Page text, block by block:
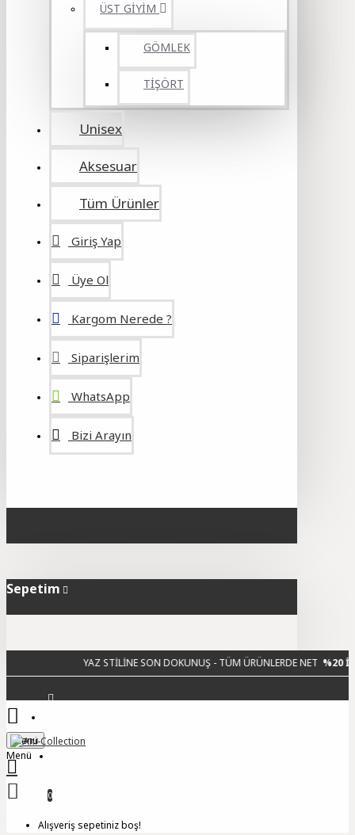
ÜST GİYİM
GÖMLEK
TİŞÖRT
Unisex
Aksesuar
Tüm Ürünler
Giriş Yap
Üye Ol
Kargom Nerede ?
Siparişlerim
WhatsApp
Bizi Arayın
Sepetim
YAZ STİLİNE SON DOKUNUŞ - TÜM ÜRÜNLERDE NET%20
Menu
0
Alışveriş sepetiniz boş!